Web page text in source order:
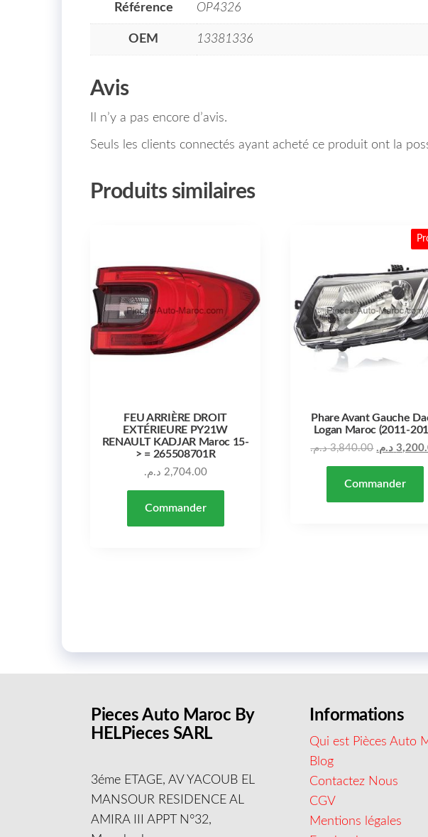
Référence OP4326
OEM 13381336
Avis
Il n’y a pas encore d’avis.
Seuls les clients connectés ayant acheté ce produit ont la
Produits similaires
FEU ARRIÈRE DROIT
EXTÉRIEURE PY21W
RENAULT KADJAR Maroc 15-
> = 265508701R
2,704.00 د.م.
Commander
Phare Avant Gauche
Logan Maroc (2011-
3,840.00 د.م. د.م.
Commander
Pieces Auto Maroc By
HELPieces SARL
3éme ETAGE, AV YACOUB EL
MANSOUR RESIDENCE AL
AMIRA III APPT N°32,
Informations
Qui est Pièces Auto
Blog
Contactez Nous
CGV
Mentions légales